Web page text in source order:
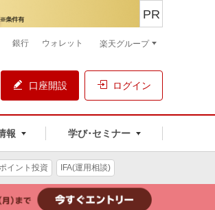
口座開設 ログイン
報 学び･セミナー
PR
銀行 ウォレット 楽天グループ
イント投資 IFA(運用相談)